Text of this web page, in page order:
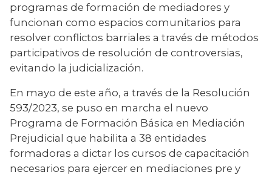
programas de formación de mediadores y
funcionan como espacios comunitarios para
resolver conflictos barriales a través de métodos
participativos de resolución de controversias,
evitando la judicialización.
En mayo de este año, a través de la Resolución
593/2023, se puso en marcha el nuevo
Programa de Formación Básica en Mediación
Prejudicial que habilita a 38 entidades
formadoras a dictar los cursos de capacitación
necesarios para ejercer en mediaciones pre y